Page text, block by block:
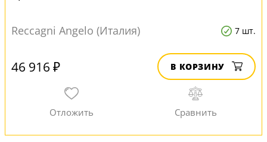
Reccagni Angelo (Италия) 7 шт.
46 916 ₽ В КОРЗИНУ